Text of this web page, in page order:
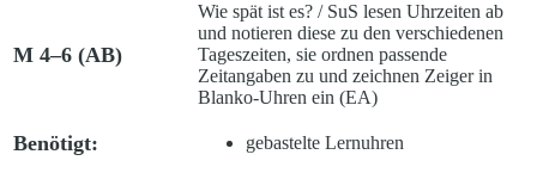
M 4–6 (AB)
Wie spät ist es? / SuS lesen Uhrzeiten ab
und notieren diese zu den verschiedenen
Tageszeiten, sie ordnen passende
Zeitangaben zu und zeichnen Zeiger in
Blanko-Uhren ein (EA)
Benötigt: gebastelte Lernuhren